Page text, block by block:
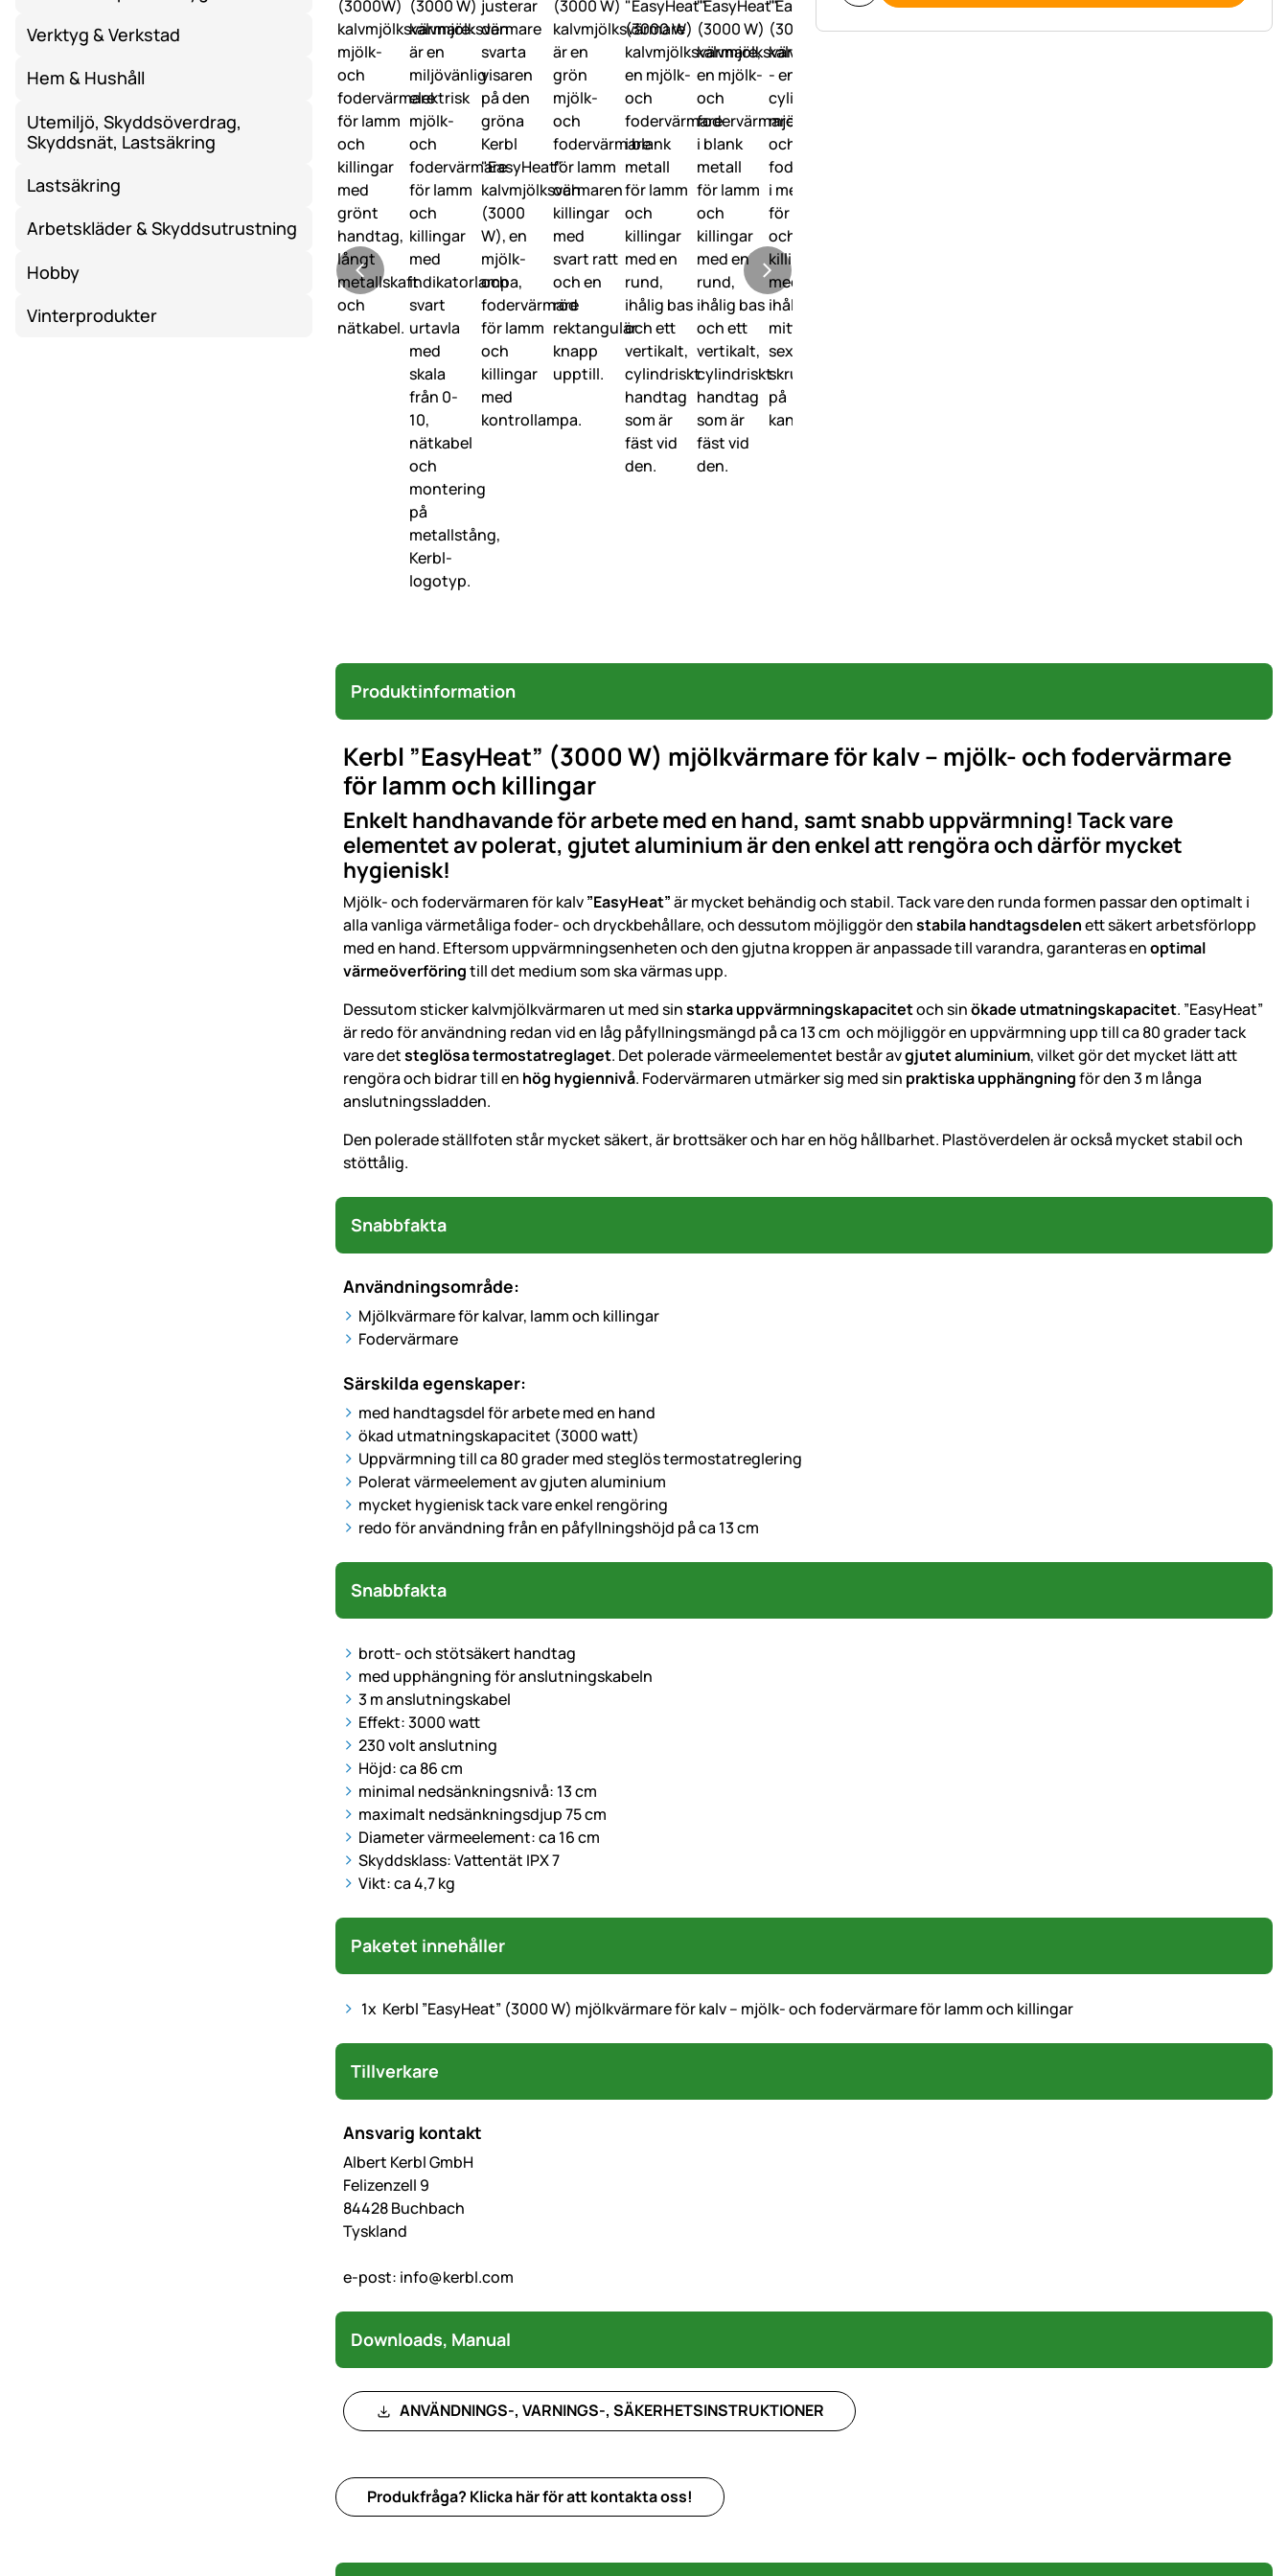
Verktyg & Verkstad
Hem & Hushåll
Utemiljö, Skyddsöverdrag,
Skyddsnät, Lastsäkring
Lastsäkring
Arbetskläder & Skyddsutrustning
Hobby
Vinterprodukter
Produktinformation
Kerbl ”EasyHeat” (3000 W) mjölkvärmare för kalv – mjölk- och fodervärmare
för lamm och killingar
Enkelt handhavande för arbete med en hand, samt snabb uppvärmning! Tack vare
elementet av polerat, gjutet aluminium är den enkel att rengöra och därför mycket
hygienisk!
Mjölk- och fodervärmaren för kalv”EasyHeat”är mycket behändig och stabil. Tack vare den runda formen passar den optimalt i
alla vanliga värmetåliga foder- och dryckbehållare, och dessutom möjliggör denstabila handtagsdelenett säkert arbetsförlopp
med en hand. Eftersom uppvärmningsenheten och den gjutna kroppen är anpassade till varandra, garanteras enoptimal
värmeöverföringtill det medium som ska värmas upp.
Dessutom sticker kalvmjölkvärmaren ut med sinstarka uppvärmningskapacitetochsinökade utmatningskapacitet. ”EasyHeat”
är redo för användning redan vid en låg påfyllningsmängd på ca 13 cm och möjliggör en uppvärmning upp till ca 80 grader tack
vare detsteglösa termostatreglaget. Det polerade värmeelementet består avgjutet aluminium, vilket gör det mycket lätt att
rengöra och bidrar till en hög hygiennivå. Fodervärmaren utmärker sig med sin praktiska upphängningför den 3 m långa
anslutningssladden.
Den polerade ställfoten står mycket säkert, är brottsäker och har en hög hållbarhet. Plastöverdelen är också mycket stabil och
stöttålig.
Snabbfakta
Användningsområde:
Mjölkvärmare för kalvar, lamm och killingar
Fodervärmare
Särskilda egenskaper:
med handtagsdel för arbete med en hand
ökad utmatningskapacitet (3000 watt)
Uppvärmning till ca 80 grader med steglös termostatreglering
Polerat värmeelement av gjuten aluminium
mycket hygienisk tack vare enkel rengöring
redo för användning från en påfyllningshöjd på ca 13 cm
Snabbfakta
brott- och stötsäkert handtag
med upphängning för anslutningskabeln
3 m anslutningskabel
Effekt: 3000 watt
230 volt anslutning
Höjd: ca 86 cm
minimal nedsänkningsnivå: 13 cm
maximalt nedsänkningsdjup 75 cm
Diameter värmeelement: ca 16 cm
Skyddsklass: Vattentät IPX 7
Vikt: ca 4,7 kg
Paketet innehåller
1x Kerbl ”EasyHeat” (3000 W) mjölkvärmare för kalv – mjölk- och fodervärmare för lamm och killingar
Tillverkare
Ansvarig kontakt
Albert Kerbl GmbH
Felizenzell 9
84428 Buchbach
Tyskland
e-post: info@kerbl.com
Downloads, Manual
ANVÄNDNINGS-, VARNINGS-, SÄKERHETSINSTRUKTIONER
Produkfråga? Klicka här för att kontakta oss!